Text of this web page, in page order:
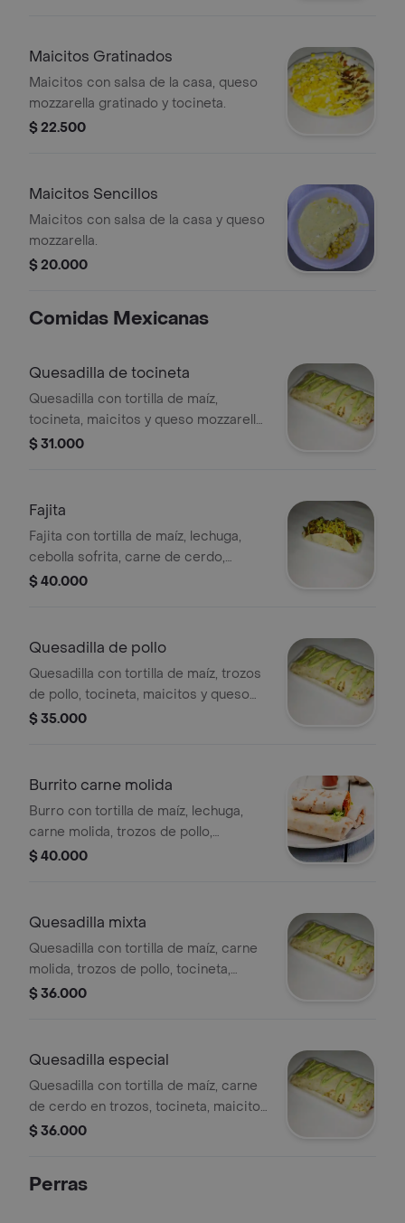
Maicitos Gratinados
Maicitos con salsa de la casa, queso
mozzarella gratinado y tocineta.
$ 22.500
Maicitos Sencillos
Maicitos con salsa de la casa y queso
mozzarella.
$ 20.000
Comidas Mexicanas
Quesadilla de tocineta
Quesadilla con tortilla de maíz,
tocineta, maicitos y queso mozzarella,
1 pz.
$ 31.000
Fajita
Fajita con tortilla de maíz, lechuga,
cebolla sofrita, carne de cerdo,
trozos de pollo, tocineta, maicitos,
$ 40.000
Quesadilla de pollo
Quesadilla con tortilla de maíz, trozos
de pollo, tocineta, maicitos y queso
mozzarella, 1 pz.
$ 35.000
Burrito carne molida
Burro con tortilla de maíz, lechuga,
carne molida, trozos de pollo,
tocineta, maicitos, queso mozzarella y
$ 40.000
Quesadilla mixta
Quesadilla con tortilla de maíz, carne
molida, trozos de pollo, tocineta,
maicitos y queso mozzarella, 1 pz.
$ 36.000
Quesadilla especial
Quesadilla con tortilla de maíz, carne
de cerdo en trozos, tocineta, maicitos
y queso mozzarella, 1 pz.
$ 36.000
Perras